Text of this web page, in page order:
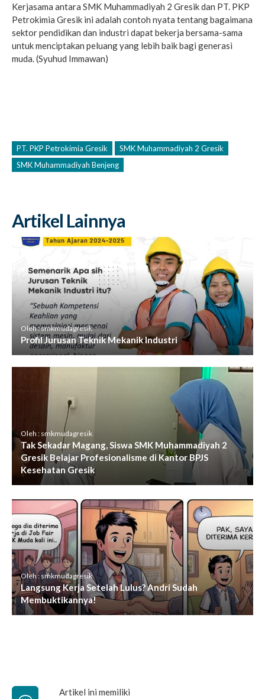
Kerjasama antara SMK Muhammadiyah 2 Gresik dan PT. PKP
Petrokimia Gresik ini adalah contoh nyata tentang bagaimana
sektor pendidikan dan industri dapat bekerja bersama-sama
untuk menciptakan peluang yang lebih baik bagi generasi
muda. (Syuhud Immawan)
PT. PKP Petrokimia Gresik
SMK Muhammadiyah 2 Gresik
SMK Muhammadiyah Benjeng
Artikel Lainnya
Oleh : smkmudagresik
Profil Jurusan Teknik Mekanik Industri
Oleh : smkmudagresik
Tak Sekadar Magang, Siswa SMK Muhammadiyah 2
Gresik Belajar Profesionalisme di Kantor BPJS
Kesehatan Gresik
Oleh : smkmudagresik
Langsung Kerja Setelah Lulus? Andri Sudah
Membuktikannya!
Artikel ini memiliki